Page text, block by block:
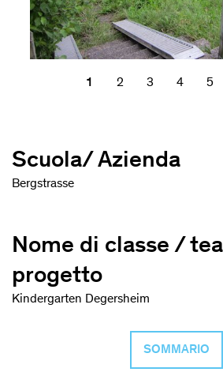
1 2 3 4 5
Scuola/ Azienda
Bergstrasse
Nome di classe /
progetto
Kindergarten Degersheim
SOMMARIO